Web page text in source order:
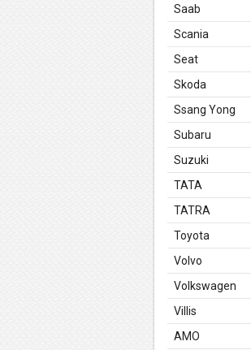
Saab
Scania
Seat
Skoda
Ssang Yong
Subaru
Suzuki
TATA
TATRA
Toyota
Volvo
Volkswagen
Villis
АМО